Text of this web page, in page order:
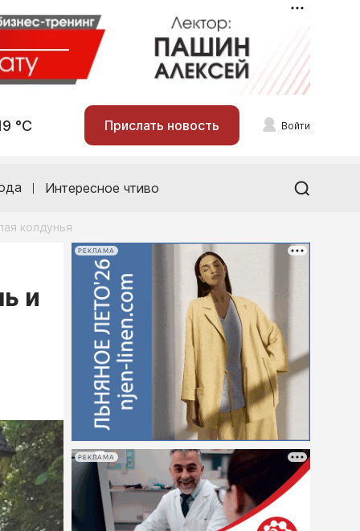
°С Прислать новость Войти
Интересное чтиво
колдунья
и
РЕКЛАМА
РЕКЛАМА